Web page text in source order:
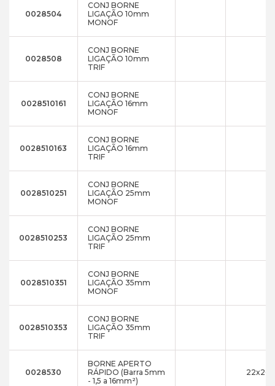
0028504
CONJ BORNE
LIGAÇÃO 10mm
MONOF
0028508
CONJ BORNE
LIGAÇÃO 10mm
TRIF
0028510161
CONJ BORNE
LIGAÇÃO 16mm
MONOF
0028510163
CONJ BORNE
LIGAÇÃO 16mm
TRIF
0028510251
CONJ BORNE
LIGAÇÃO 25mm
MONOF
0028510253
CONJ BORNE
LIGAÇÃO 25mm
TRIF
0028510351
CONJ BORNE
LIGAÇÃO 35mm
MONOF
0028510353
CONJ BORNE
LIGAÇÃO 35mm
TRIF
0028530
BORNE APERTO
RÁPIDO (Barra 5mm
- 1,5 a 16mm²)